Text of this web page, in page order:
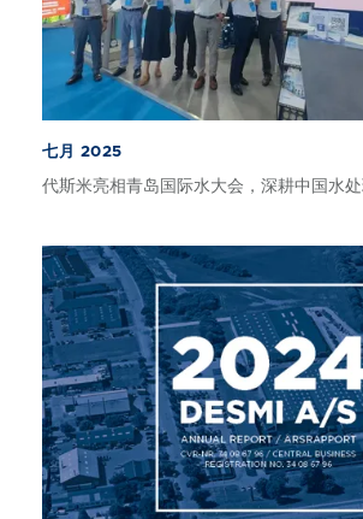
七月 2025
代斯米亮相青岛国际水大会，深耕中国水